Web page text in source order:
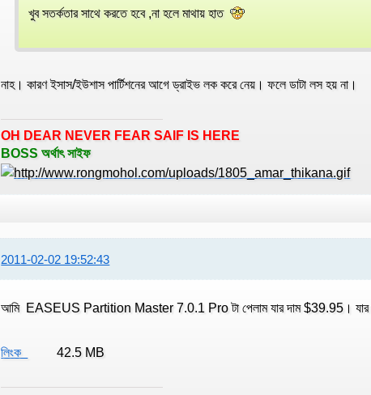
খুব সতর্কতার সাথে করতে হবে ,না হলে মাথায় হাত
নাহ। কারণ ইসাস/ইউশাস পার্টিশনের আগে ড্রাইভ লক করে নেয়। ফলে ডাটা লস হয় না।
OH DEAR NEVER FEAR SAIF IS HERE
BOSS অর্থাৎ সাইফ
2011-02-02 19:52:43
আমি EASEUS Partition Master 7.0.1 Pro টা পেলাম যার দাম $39.95। যার
লিংক 42.5 MB